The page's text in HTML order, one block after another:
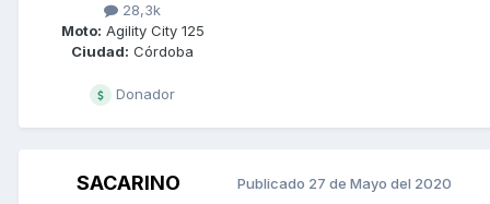
28,3k
Moto: Agility City 125
Ciudad: Córdoba
Donador
SACARINO Publicado 27 de Mayo del 2020